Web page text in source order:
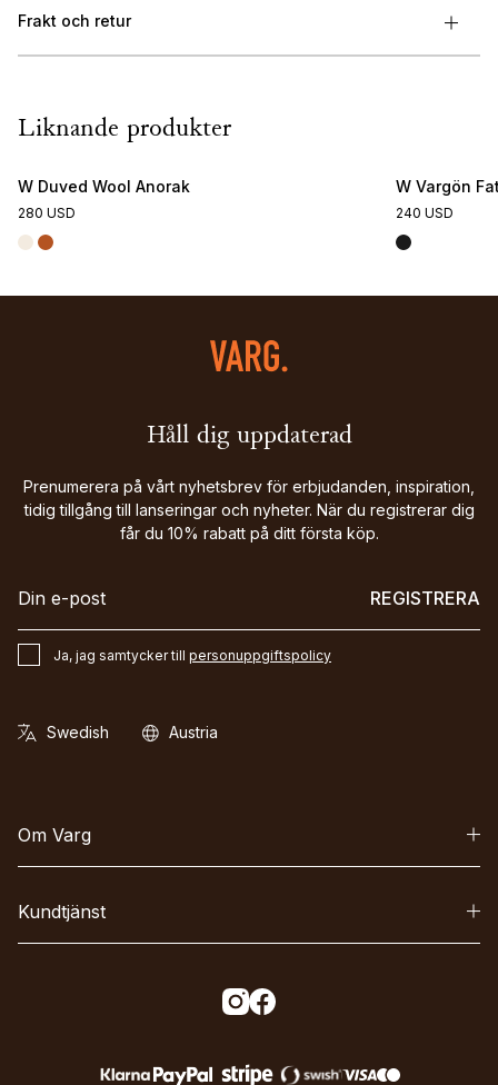
Frakt och retur
Liknande produkter
W Duved Wool Anorak
280 USD
W Vargön
240 USD
Håll dig uppdaterad
Prenumerera på vårt nyhetsbrev för erbjudanden, inspiration,
tidig tillgång till lanseringar och nyheter. När du registrerar dig
får du 10% rabatt på ditt första köp.
REGISTRERA
Ja, jag samtycker till personuppgiftspolicy
Om Varg
Kundtjänst